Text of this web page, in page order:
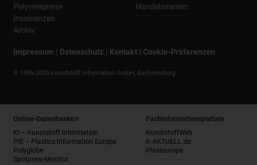
Polymerpreise
Insolvenzen
Archiv
Handelsnamen
Impressum | Datenschutz | Kontakt | Cookie-Präferenzen
© 1996-2026 Kunststoff Information GmbH, Bad Homburg
Online-Datenbanken
KI – Kunststoff Information
PIE – Plastics Information Europe
Polyglobe
Spotpreis-Monitor
Fachinformationsportale
KunststoffWeb
K-AKTUELL.de
Plasteurope